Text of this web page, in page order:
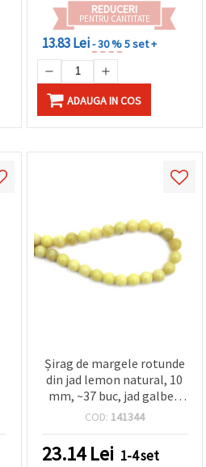
REDUCERI
PENTRU CANTITATE
13.83 Lei- 30 %5 set +
ADAUGA IN COS
Șirag de margele rotunde
din jad lemon natural, 10
mm, ~37 buc, jad galben
pentru bijuterii DIY,
COD: 141344
23.14Lei 1-4 set